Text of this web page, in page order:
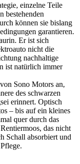
einzelne Teile
bestehenden
können sie bislang
garantieren.
Er ist sich
nicht die
nachhaltige
ist natürlich immer
Sono Motors an,
des schwarzen
erinnert. Optisch
– bis auf ein kleines
quer durch das
das nicht
Schall absorbiert und